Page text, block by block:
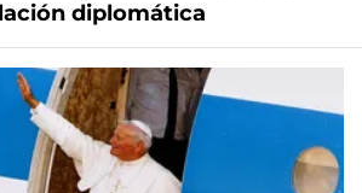
diplomática